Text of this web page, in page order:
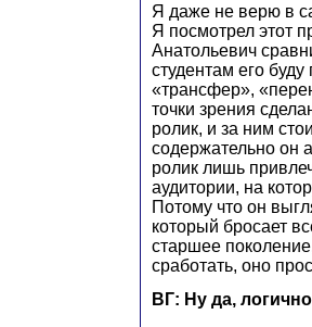
Я даже не верю в
Я посмотрел этот
Анатольевич
студентам его
«трансфер»,
точки зрения
ролик, и за ним
содержательно он
ролик лишь
аудитории, на
Потому что он
который бросает
старшее
сработать, оно
ВГ: Ну да,